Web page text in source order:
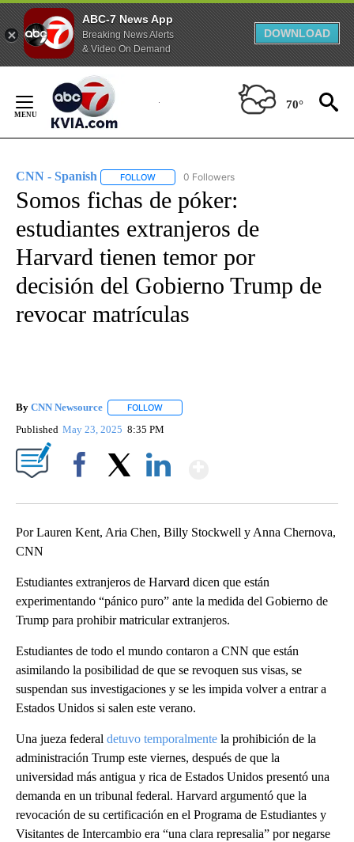
ABC-7 News App
Breaking News Alerts
& Video On Demand
DOWNLOAD
Content
70°
CNN - Spanish FOLLOW FOLLOW "CNN - SPANISH" TO RECEIVE
0 Followers
Somos fichas de póker:
estudiantes extranjeros de
Harvard tienen temor por
decisión del Gobierno Trump de
revocar matrículas
By CNN Newsource FOLLOW
Published May 23, 2025 8:35 PM
Por Lauren Kent, Aria Chen, Billy Stockwell y Anna Chernova,
CNN
Estudiantes extranjeros de Harvard dicen que están
experimentando “pánico puro” ante la medida del Gobierno de
Trump para prohibir matricular extranjeros.
Estudiantes de todo el mundo contaron a CNN que están
asimilando la posibilidad de que se revoquen sus visas, se
suspendan sus investigaciones y se les impida volver a entrar a
Estados Unidos si salen este verano.
Una jueza federal detuvo temporalmente la prohibición de la
administración Trump este viernes, después de que la
universidad más antigua y rica de Estados Unidos presentó una
demanda en un tribunal federal. Harvard argumentó que la
revocación de su certificación en el Programa de Estudiantes y
Visitantes de Intercambio era “una clara represalia” por negarse